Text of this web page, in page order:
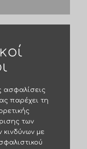
ασφαλίσεις
παρέχει τη
των
με